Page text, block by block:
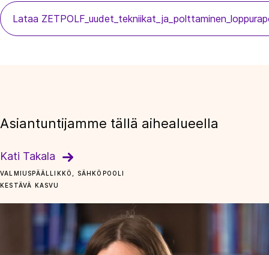
Lataa
Asiantuntijamme tällä aihealueella
Kati Takala
VALMIUSPÄÄLLIKKÖ, SÄHKÖPOOLI
KESTÄVÄ KASVU